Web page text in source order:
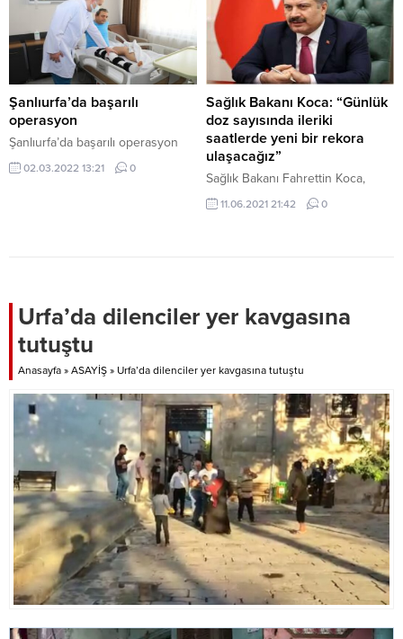
ailesinin destekleriyle hastanenin
ortopedi ve dahiliye servislerini
baştan sona yenilendi. Hastane
yönetiminin hazırladığı proje
doğrultusunda tadilatı
tamamlanan bölümler için tören
düzenlindi. Şanlıurfa Valisi
Abdullah Erin, törendeki
konuşmasında, şehrin en eski
hastanelerinden...
Şanlıurfa’da başarılı
operasyon
Şanlıurfa’da başarılı operasyon
02.03.2022 13:21 0
Sağlık Bakanı Koca: “Günlük
doz sayısında ileriki
saatlerde yeni bir rekora
ulaşacağız”
Sağlık Bakanı Fahrettin Koca,
"Günlük doz sayısında ileriki
saatlerde yeni bir rekora
11.06.2021 21:42 0
Urfa’da dilenciler yer kavgasına
tutuştu
Anasayfa » ASAYİŞ » Urfa’da dilenciler yer kavgasına tutuştu